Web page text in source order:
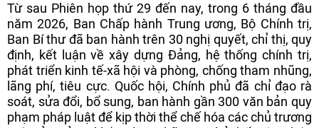
Từ sau Phiên họp thứ 29 đến nay, trong 6 tháng đầu
năm 2026, Ban Chấp hành Trung ương, Bộ Chính trị,
Ban Bí thư đã ban hành trên 30 nghị quyết, chỉ thị, quy
định, kết luận về xây dựng Đảng, hệ thống chính trị,
phát triển kinh tế-xã hội và phòng, chống tham nhũng,
lãng phí, tiêu cực. Quốc hội, Chính phủ đã chỉ đạo rà
soát, sửa đổi, bổ sung, ban hành gần 300 văn bản quy
phạm pháp luật để kịp thời thể chế hóa các chủ trương